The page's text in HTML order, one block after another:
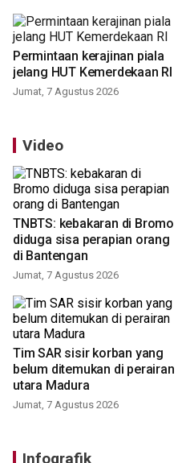
Permintaan kerajinan piala
jelang HUT Kemerdekaan RI
Jumat, 7 Agustus 2026
Video
TNBTS: kebakaran di Bromo
diduga sisa perapian orang